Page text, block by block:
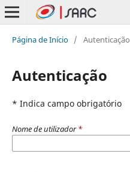
Página de Início / Autenticação
Autenticação
* Indica campo obrigatório
Nome de utilizador*